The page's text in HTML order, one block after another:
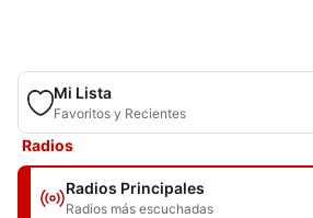
Mi Lista
Favoritos y Recientes
Radios
Radios Principales
Radios más escuchadas